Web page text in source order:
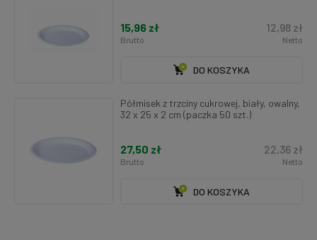
15,96 zł
Brutto
12,98 zł
Netto
DO KOSZYKA
Półmisek z trzciny cukrowej, biały, owalny,
32 x 25 x 2 cm (paczka 50 szt.)
27,50 zł
Brutto
22,36 zł
Netto
DO KOSZYKA